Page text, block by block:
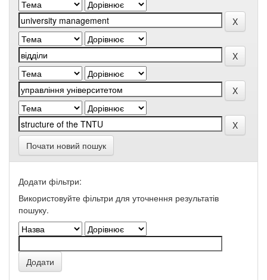
Почати новий пошук
Додати фільтри:
Використовуйте фільтри для уточнення результатів
пошуку.